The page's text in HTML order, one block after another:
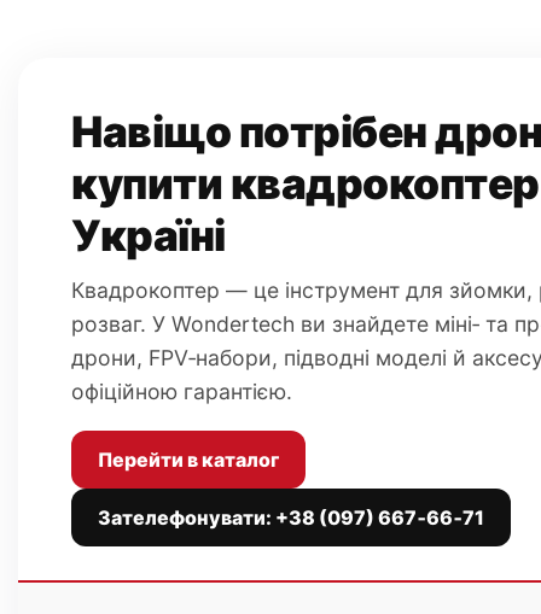
Навіщо потрібен
купити
Україні
Квадрокоптер — це інструмент для зйомки,
розваг. У Wondertech ви знайдете міні‑ та
дрони, FPV‑набори, підводні моделі й
офіційною гарантією.
Перейти в каталог
Зателефонувати: +38 (097) 667‑66‑71